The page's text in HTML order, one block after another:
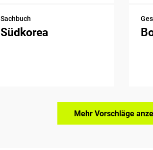
Sachbuch
Südkorea
Mehr Vorschläge